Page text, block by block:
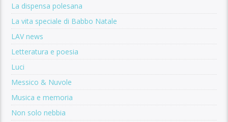
La dispensa polesana
La vita speciale di Babbo Natale
LAV news
Letteratura e poesia
Luci
Messico & Nuvole
Musica e memoria
Non solo nebbia